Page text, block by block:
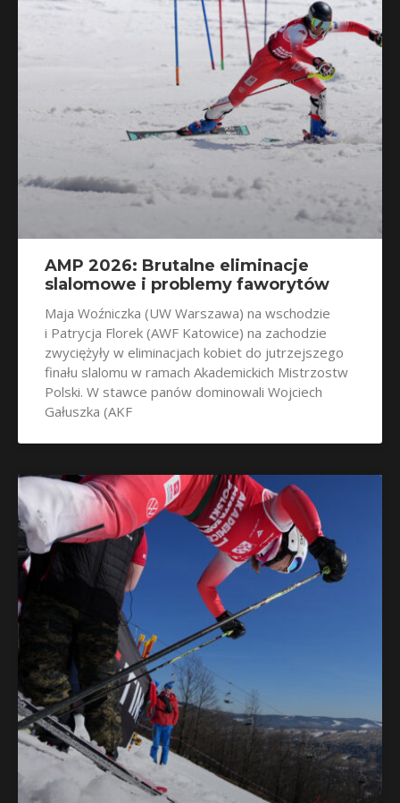
AMP 2026: Brutalne eliminacje
slalomowe i problemy faworytów
Maja Woźniczka (UW Warszawa) na wschodzie
i Patrycja Florek (AWF Katowice) na zachodzie
zwyciężyły w eliminacjach kobiet do jutrzejszego
finału slalomu w ramach Akademickich Mistrzostw
Polski. W stawce panów dominowali Wojciech
Gałuszka (AKF